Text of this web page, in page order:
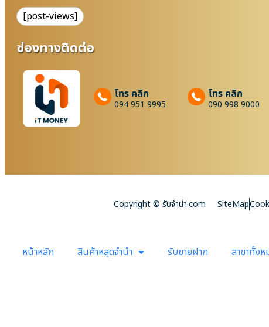
[post-views]
ช่องทางติดต่อ
โทร คลิก
094 951 9995
โทร คลิก
090 998 9000
Copyright © รับจํานํา.com SiteMap
หน้าหลัก สินค้าหลุดจำนำ รับขายฝาก สาขาทั้ง